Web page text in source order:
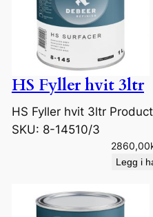
HS Fyller hvit 3ltr
HS Fyller hvit 3ltr
SKU: 8-14510/3
2860,00
Legg i